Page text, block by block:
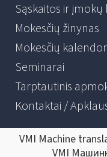
Sąskaitos ir įmokų
Mokesčių žinynas
Mokesčių
Seminarai
Tarptautinis
Kontaktai /
VMI Machine
VMI